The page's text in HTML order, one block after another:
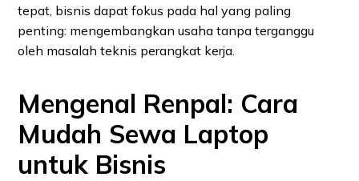
tepat, bisnis dapat fokus pada hal yang paling
penting: mengembangkan usaha tanpa terganggu
oleh masalah teknis perangkat kerja.
Mengenal Renpal: Cara
Mudah Sewa Laptop
untuk Bisnis